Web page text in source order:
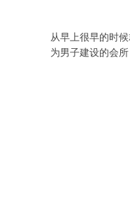
从早上很早的时
为男子建设的会